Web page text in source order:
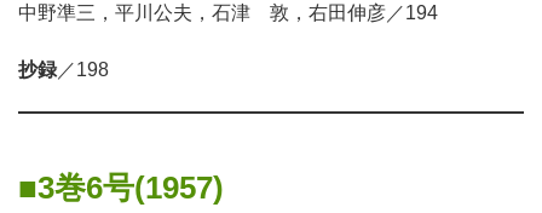
中野準三，平川公夫，石津 敦，右田伸彦／194
抄録 ／198
3巻6号(1957)